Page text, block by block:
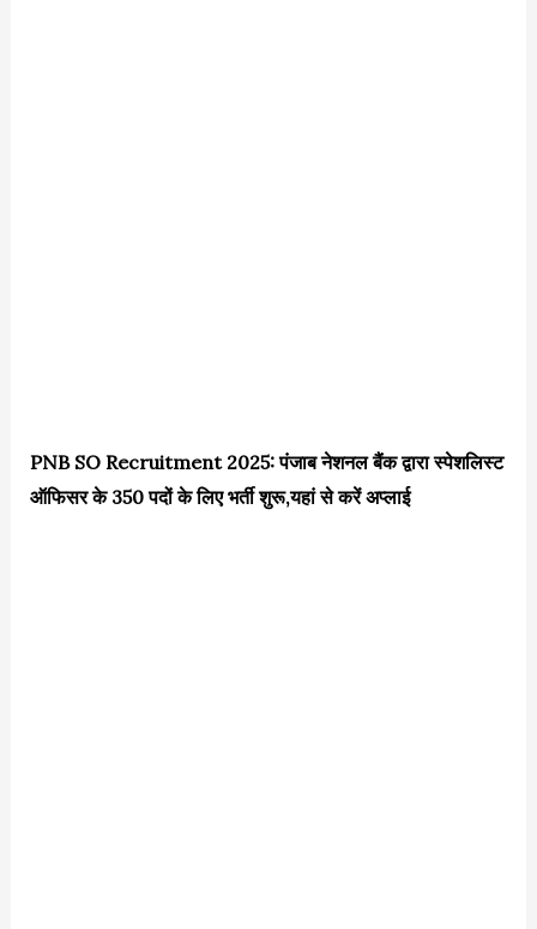
PNB SO Recruitment 2025: पंजाब नेशनल बैंक द्वारा स्पेशलिस्ट
ऑफिसर के 350 पदों के लिए भर्ती शुरू,यहां से करें अप्लाई